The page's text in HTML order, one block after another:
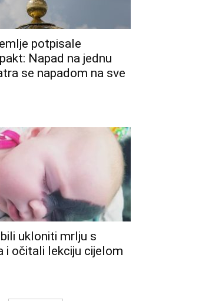
potpisale
Napad na jednu
se napadom na sve
ukloniti mrlju s
i očitali lekciju cijelom